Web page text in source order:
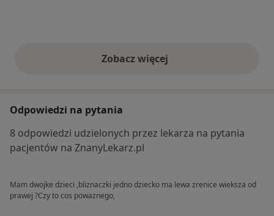
Zobacz więcejopinie powyżej
Odpowiedzi na pytania
8 odpowiedzi udzielonych przez lekarza na pytania
pacjentów na ZnanyLekarz.pl
Mam dwojke dzieci ,bliznaczki jedno dziecko ma lewa zrenice wieksza od
prawej ?Czy to cos powaznego,